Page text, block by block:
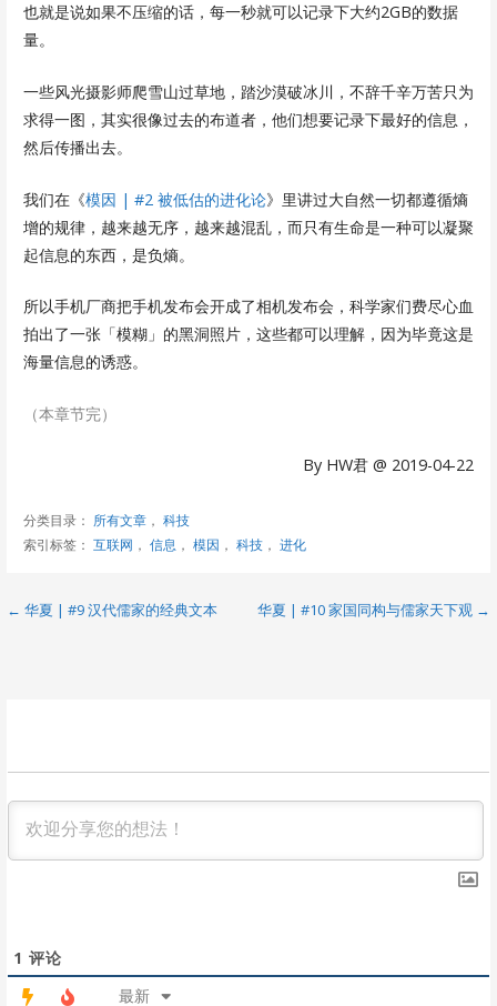
也就是说如果不压缩的话，每一秒就可以记录下大约2GB的数据
量。
一些风光摄影师爬雪山过草地，踏沙漠破冰川，不辞千辛万苦只为
求得一图，其实很像过去的布道者，他们想要记录下最好的信息，
然后传播出去。
我们在《模因 | #2 被低估的进化论》里讲过大自然一切都遵循熵
增的规律，越来越无序，越来越混乱，而只有生命是一种可以凝聚
起信息的东西，是负熵。
所以手机厂商把手机发布会开成了相机发布会，科学家们费尽心血
拍出了一张「模糊」的黑洞照片，这些都可以理解，因为毕竟这是
海量信息的诱惑。
（本章节完）
By HW君 @ 2019-04-22
分类目录： 所有文章， 科技
索引标签： 互联网 ， 信息 ， 模因 ， 科技， 进化
文
← 华夏 | #9 汉代儒家的经典文本 华夏 | #10 家国同构与儒家天下观 →
1 评论
最新